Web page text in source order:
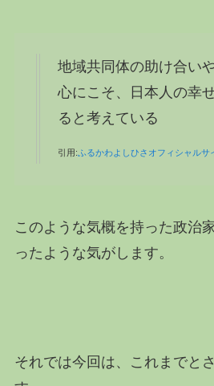
地域共同体の助け合い
心にこそ、日本人の幸
ると考えている
引用:ふるかわよしひさオフィシャルサ
このような気概を持った政治
ったような気がします。
それでは今回は、これまでと